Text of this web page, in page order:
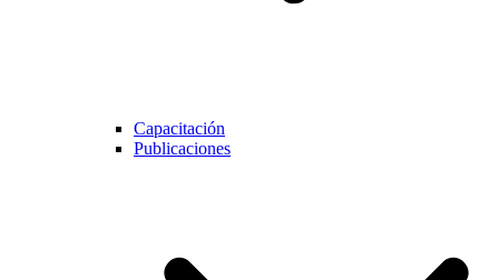
Capacitación
Publicaciones